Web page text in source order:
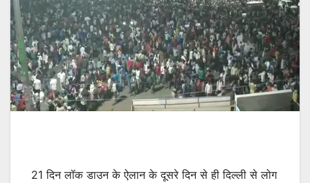
21 दिन लॉक डाउन के ऐलान के दूसरे दिन से ही दिल्ली से लोग